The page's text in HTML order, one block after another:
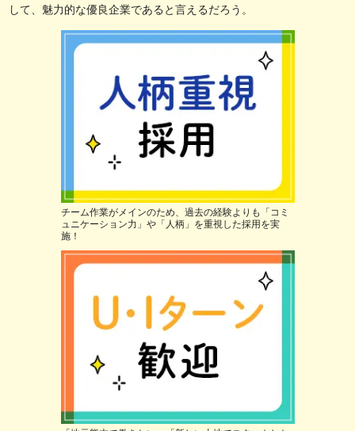
して、魅力的な優良企業であると言えるだろう。
チーム作業がメインのため、過去の経験よりも「コミ
ュニケーション力」や「人柄」を重視した採用を実
施！